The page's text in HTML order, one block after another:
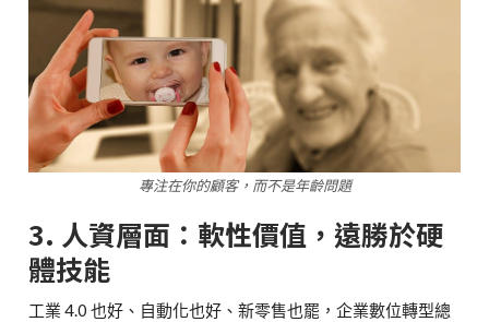
專注在你的顧客，而不是年齡問題
3. 人資層面：軟性價值，遠勝於硬
體技能
工業 4.0 也好、自動化也好、新零售也罷，企業數位轉型總